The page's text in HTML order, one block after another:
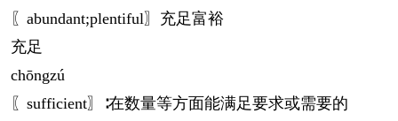
〖abundant;plentiful〗充足富裕
充足
chōngzú
〖sufficient〗∶在数量等方面能满足要求或需要的